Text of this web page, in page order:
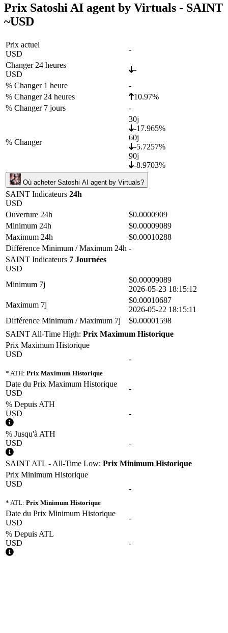
Prix Satoshi AI agent by Virtuals - SAINT
~USD
Prix actuel
USD
-
Changer 24 heures
USD
-
% Changer 1 heure
-
% Changer 24 heures
10.97%
% Changer 7 jours
-
% Changer
30j
-17.965%
60j
-5.7257%
90j
-8.9703%
Où acheter Satoshi AI agent by Virtuals?
SAINT Indicateurs 24h
USD
Ouverture 24h
$0.0000909
Minimum 24h
$0.00009089
Maximum 24h
$0.00010288
Différence Minimum / Maximum 24h -
SAINT Indicateurs 7 Journées
USD
Minimum 7j
$0.00009089
2026-05-23 18:15:12
Maximum 7j
$0.00010687
2026-05-22 18:15:11
Différence Minimum / Maximum 7j
$0.00001598
SAINT All-Time High: Prix Maximum Historique
Prix Maximum Historique
USD
* ATH: Prix Maximum Historique
-
Date du Prix Maximum Historique
USD
-
% Depuis ATH
USD
-
% Jusqu'à ATH
USD
-
SAINT ATL - All-Time Low: Prix Minimum Historique
Prix Minimum Historique
USD
* ATL: Prix Minimum Historique
-
Date du Prix Minimum Historique
USD
-
% Depuis ATL
USD
-